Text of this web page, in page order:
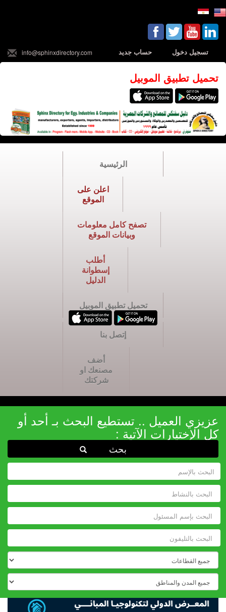
تسجيل دخول حساب جديد info@sphinxdirectory.com
تحميل تطبيق الموبيل
الرئيسية
اعلن على
الموقع
تصفح كامل معلومات
وبيانات الموقع
أطلب
إسطوانة
الدليل
تحميل تطبيق الموبيل
إتصل بنا
أضف
مصنعك او
شركتك
عزيزي العميل .. تستطيع البحث بـ أحد أو
كل الإختيارات الآتية :